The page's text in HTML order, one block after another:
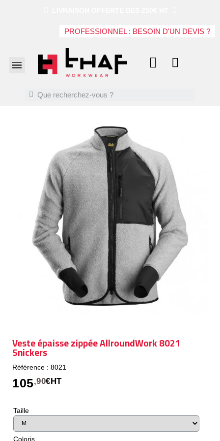
PROFESSIONNEL : BESOIN D'UN DEVIS ?
Veste épaisse zippée AllroundWork 8021
Snickers
Référence : 8021
105,90€HT
Taille
Coloris